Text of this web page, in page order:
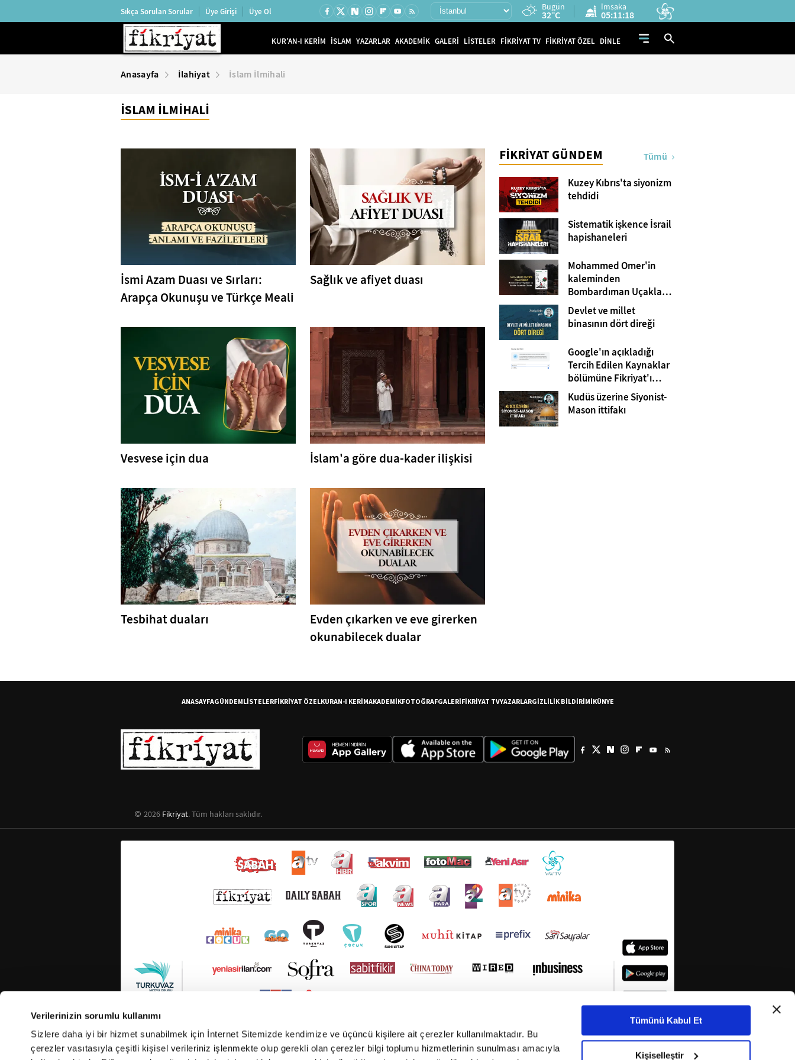
Verilerinizin sorumlu kullanımı
Sizlere daha iyi bir hizmet sunabilmek için İnternet Sitemizde kendimize ve üçüncü kişilere ait çerezler kullanılmaktadır. Bu
çerezler vasıtasıyla çeşitli kişisel verileriniz işlenmekte olup gerekli olan çerezler bilgi toplumu hizmetlerinin sunulması amacıyla
Tümünü Kabul Et
Kişiselleştir
Sıkça Sorulan Sorular Üye Girişi Üye Ol Bugün
32°C
İmsaka
05:11:18
KUR'AN-I KERİM İSLAM YAZARLAR AKADEMİK GALERİ LİSTELER FİKRİYAT TV FİKRİYAT ÖZEL DİNLE
Anasayfa İlahiyat İslam İlmihali
İSLAM İLMİHALİ
İsmi Azam Duası ve Sırları:
Arapça Okunuşu ve Türkçe Meali
Sağlık ve afiyet duası
Vesvese için dua İslam'a göre dua-kader ilişkisi
Tesbihat duaları
Evden çıkarken ve eve girerken
okunabilecek dualar
FİKRİYAT GÜNDEM Tümü
Kuzey Kıbrıs'ta siyonizm
tehdidi
Sistematik işkence İsrail
hapishaneleri
Mohammed Omer'in
kaleminden
Bombardıman Uçakları
ve Tanklar Arasında
Gazze
Devlet ve millet
binasının dört direği
Google'ın açıkladığı
Tercih Edilen Kaynaklar
bölümüne Fikriyat'ı
eklemeyi unutmayın!
Kudüs üzerine Siyonist-
Mason ittifakı
ANASAYFAGÜNDEMLİSTELERFİKRİYAT ÖZELKURAN-I KERİMAKADEMİKFOTOĞRAFGALERİFİKRİYAT TVYAZARLARGİZLİLİK BİLDİRİMİKÜNYE
2026 Fikriyat. Tüm hakları saklıdır.